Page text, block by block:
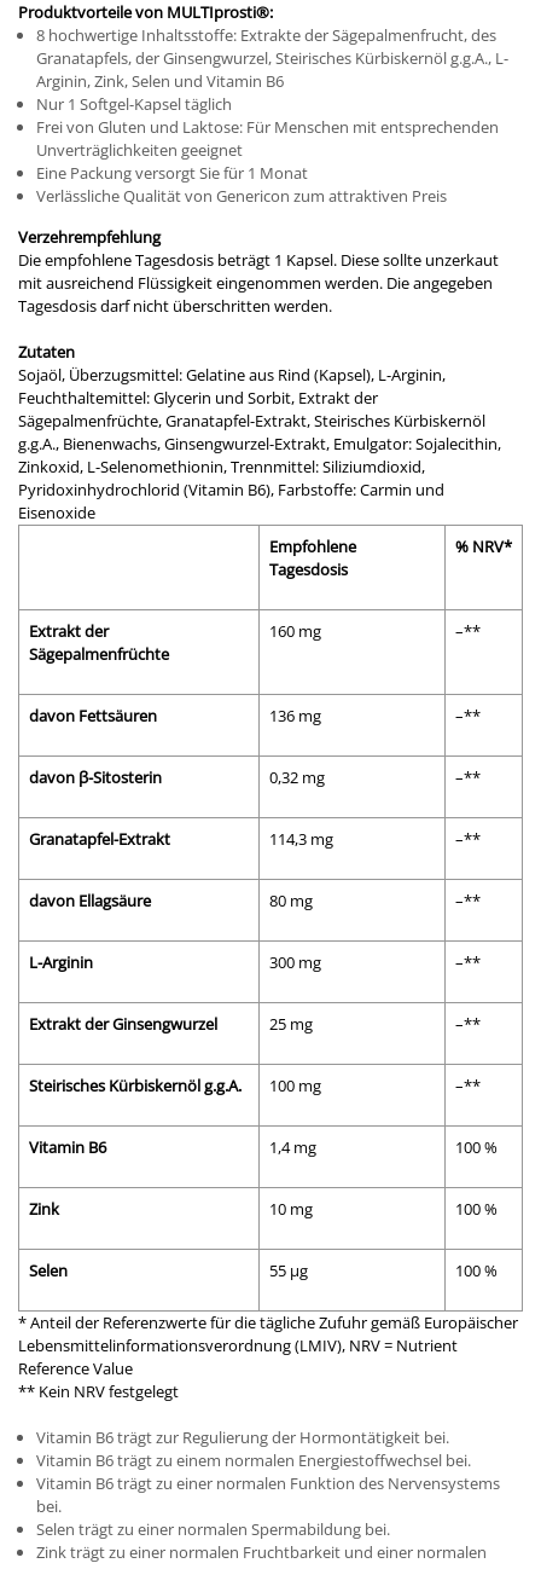
Produktvorteile von MULTIprosti®:
8 hochwertige Inhaltsstoffe: Extrakte der Sägepalmenfrucht, des
Granatapfels, der Ginsengwurzel, Steirisches Kürbiskernöl g.g.A., L-
Arginin, Zink, Selen und Vitamin B6
Nur 1 Softgel-Kapsel täglich
Frei von Gluten und Laktose: Für Menschen mit entsprechenden
Unverträglichkeiten geeignet
Eine Packung versorgt Sie für 1 Monat
Verlässliche Qualität von Genericon zum attraktiven Preis
Verzehrempfehlung
Die empfohlene Tagesdosis beträgt 1 Kapsel. Diese sollte unzerkaut
mit ausreichend Flüssigkeit eingenommen werden. Die angegeben
Tagesdosis darf nicht überschritten werden.
Zutaten
Sojaöl, Überzugsmittel: Gelatine aus Rind (Kapsel), L-Arginin,
Feuchthaltemittel: Glycerin und Sorbit, Extrakt der
Sägepalmenfrüchte, Granatapfel-Extrakt, Steirisches Kürbiskernöl
g.g.A., Bienenwachs, Ginsengwurzel-Extrakt, Emulgator: Sojalecithin,
Zinkoxid, L-Selenomethionin, Trennmittel: Siliziumdioxid,
Pyridoxinhydrochlorid (Vitamin B6), Farbstoffe: Carmin und
Eisenoxide
Empfohlene
Tagesdosis
% NRV*
Extrakt der
Sägepalmenfrüchte
160 mg –**
davon Fettsäuren 136 mg –**
davon β-Sitosterin 0,32 mg –**
Granatapfel-Extrakt 114,3 mg –**
davon Ellagsäure 80 mg –**
L-Arginin 300 mg –**
Extrakt der Ginsengwurzel 25 mg –**
Steirisches Kürbiskernöl g.g.A. 100 mg –**
Vitamin B6 1,4 mg 100 %
Zink 10 mg 100 %
Selen 55 µg 100 %
* Anteil der Referenzwerte für die tägliche Zufuhr gemäß Europäischer
Lebensmittelinformationsverordnung (LMIV), NRV = Nutrient
Reference Value
** Kein NRV festgelegt
Vitamin B6 trägt zur Regulierung der Hormontätigkeit bei.
Vitamin B6 trägt zu einem normalen Energiestoffwechsel bei.
Vitamin B6 trägt zu einer normalen Funktion des Nervensystems
bei.
Selen trägt zu einer normalen Spermabildung bei.
Zink trägt zu einer normalen Fruchtbarkeit und einer normalen